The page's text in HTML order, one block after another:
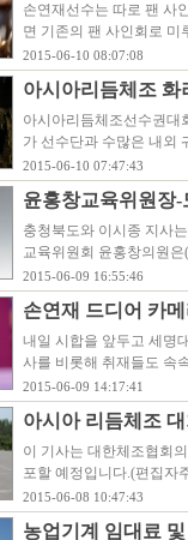
손연재선수는 따로 팬 사
면 기존의 팬 사인회로
2015-06-10 08:07:08
아시아리듬체조 화
아시아리듬체조선수권대
가 선수단과 수많은 내외
2015-06-10 07:47:43
윤홍창교육위원장
충청북도와 이시종 지사
교육위원회 윤홍창의원
2015-06-09 16:55:46
손연재 드디어 카
내일 시합을 앞두고 세명
사를 비롯해 취재들도 속
2015-06-09 14:17:41
아시아 리듬체조
이 기사는 대한체조협회
포할 예정입니다.(편집자
2015-06-08 10:47:43
농업기계 임대료